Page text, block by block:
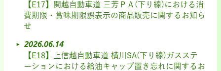
【E17】関越自動車道 三芳ＰＡ(下り線)における消
費期限・賞味期限誤表示の商品販売に関するお知ら
せ
2026.06.14
【E18】上信越自動車道 横川SA(下り線)ガスステ
ーションにおける給油キャップ置き忘れに関するお